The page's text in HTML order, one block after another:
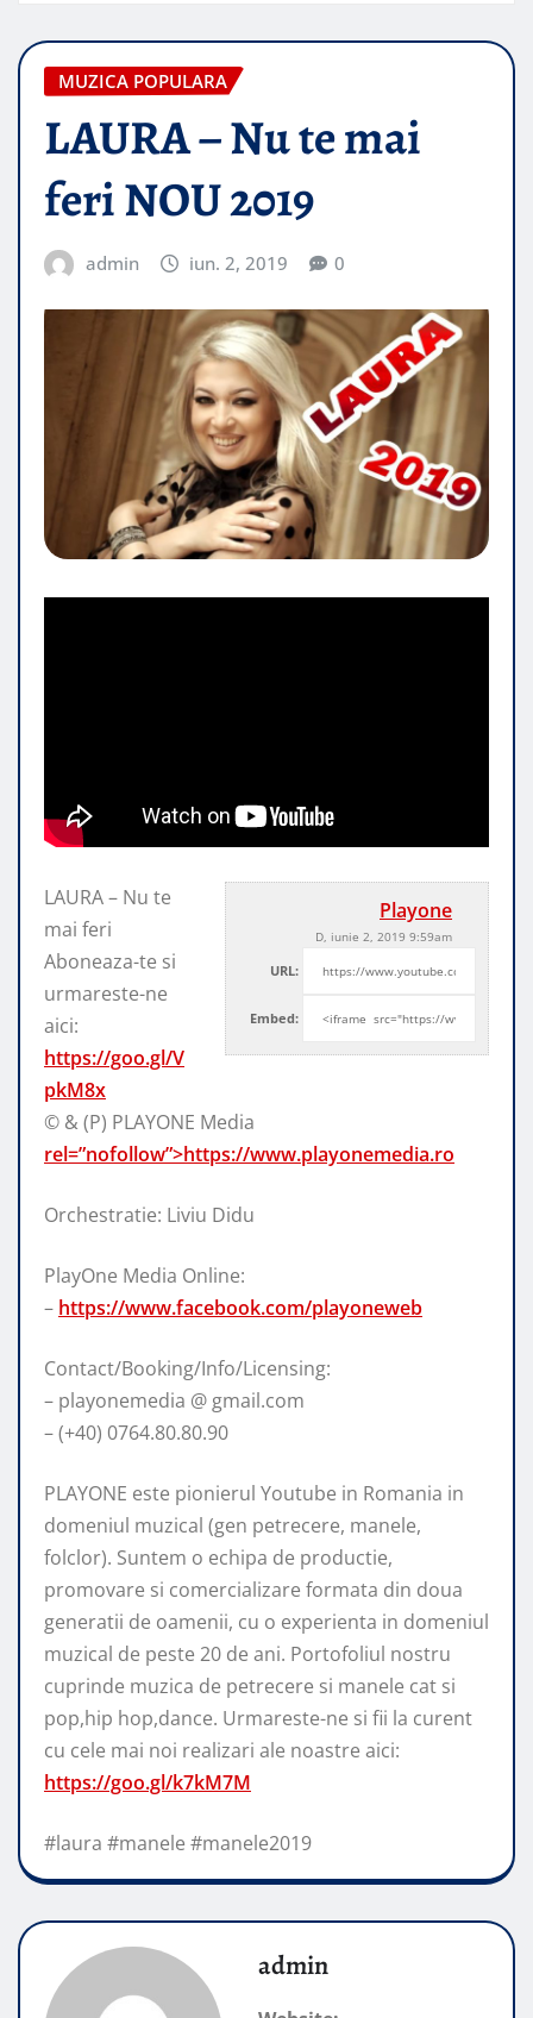
MUZICA POPULARA
LAURA – Nu te mai
feri NOU 2019
admin iun. 2, 2019 0
Playone
D, iunie 2, 2019 9:59am
URL:
Embed:
LAURA – Nu te
mai feri
Aboneaza-te si
urmareste-ne
aici:
https://goo.gl/V
pkM8x
© & (P) PLAYONE Media
rel=”nofollow”>https://www.playonemedia.ro
Orchestratie: Liviu Didu
PlayOne Media Online:
– https://www.facebook.com/playoneweb
Contact/Booking/Info/Licensing:
– playonemedia @ gmail.com
– (+40) 0764.80.80.90
PLAYONE este pionierul Youtube in Romania in
domeniul muzical (gen petrecere, manele,
folclor). Suntem o echipa de productie,
promovare si comercializare formata din doua
generatii de oamenii, cu o experienta in domeniul
muzical de peste 20 de ani. Portofoliul nostru
cuprinde muzica de petrecere si manele cat si
pop,hip hop,dance. Urmareste-ne si fii la curent
cu cele mai noi realizari ale noastre aici:
https://goo.gl/k7kM7M
#laura #manele #manele2019
admin